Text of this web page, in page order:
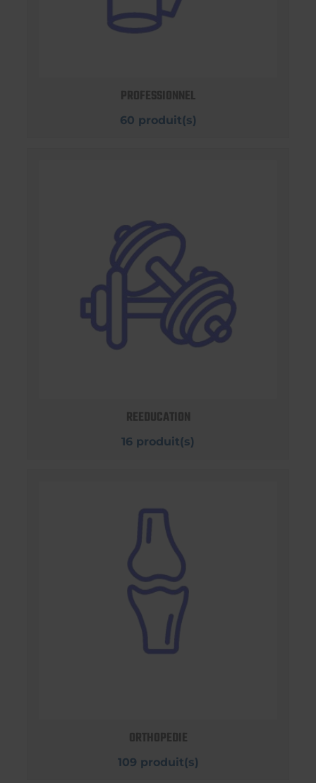
PROFESSIONNEL
60 produit(s)
REEDUCATION
16 produit(s)
ORTHOPEDIE
109 produit(s)